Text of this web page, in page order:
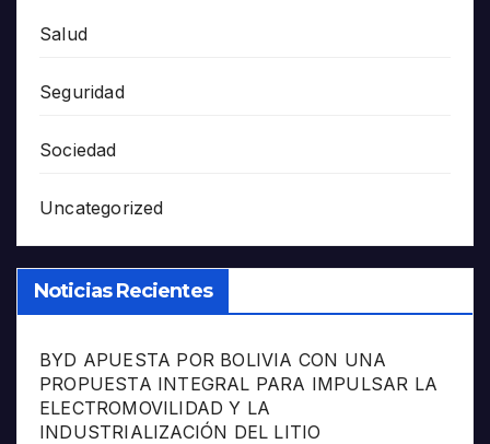
Salud
Seguridad
Sociedad
Uncategorized
Noticias Recientes
BYD APUESTA POR BOLIVIA CON UNA
PROPUESTA INTEGRAL PARA IMPULSAR LA
ELECTROMOVILIDAD Y LA
INDUSTRIALIZACIÓN DEL LITIO